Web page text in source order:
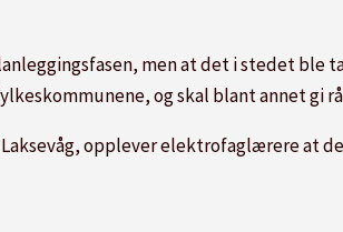
men at det i stedet ble
og skal blant annet gi
opplever elektrofaglærere at